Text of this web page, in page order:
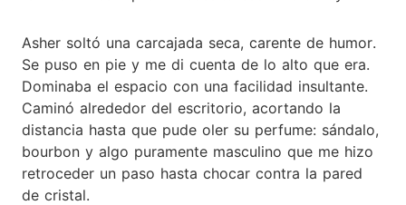
Asher soltó una carcajada seca, carente de humor.
Se puso en pie y me di cuenta de lo alto que era.
Dominaba el espacio con una facilidad insultante.
Caminó alrededor del escritorio, acortando la
distancia hasta que pude oler su perfume: sándalo,
bourbon y algo puramente masculino que me hizo
retroceder un paso hasta chocar contra la pared
de cristal.